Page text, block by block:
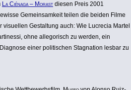
La Ciénaga – Morast diesen Preis 2001
Gemein­sam­keit teilen die beiden Filme
Gestal­tung auch: Wie Lucrecia Martel
ohne alle­go­risch zu werden, ein
einer poli­ti­schen Stagna­tion lesbar zu